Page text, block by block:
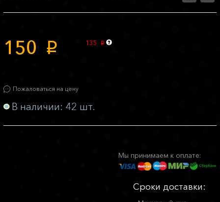
150 p 135 p
Пожаловаться на цену
В наличии: 42 шт.
Мы принимаем к оплате:
Сроки доставки: